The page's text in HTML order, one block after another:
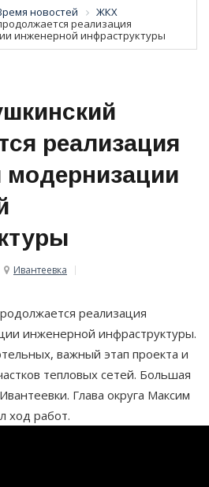
новостей
ЖКХ
реализация
инженерной инфраструктуры
реализация
Ивантеевка
реализация
инженерной инфраструктуры.
важный этап проекта и
тепловых сетей. Большая
Глава округа Максим
ход работ.